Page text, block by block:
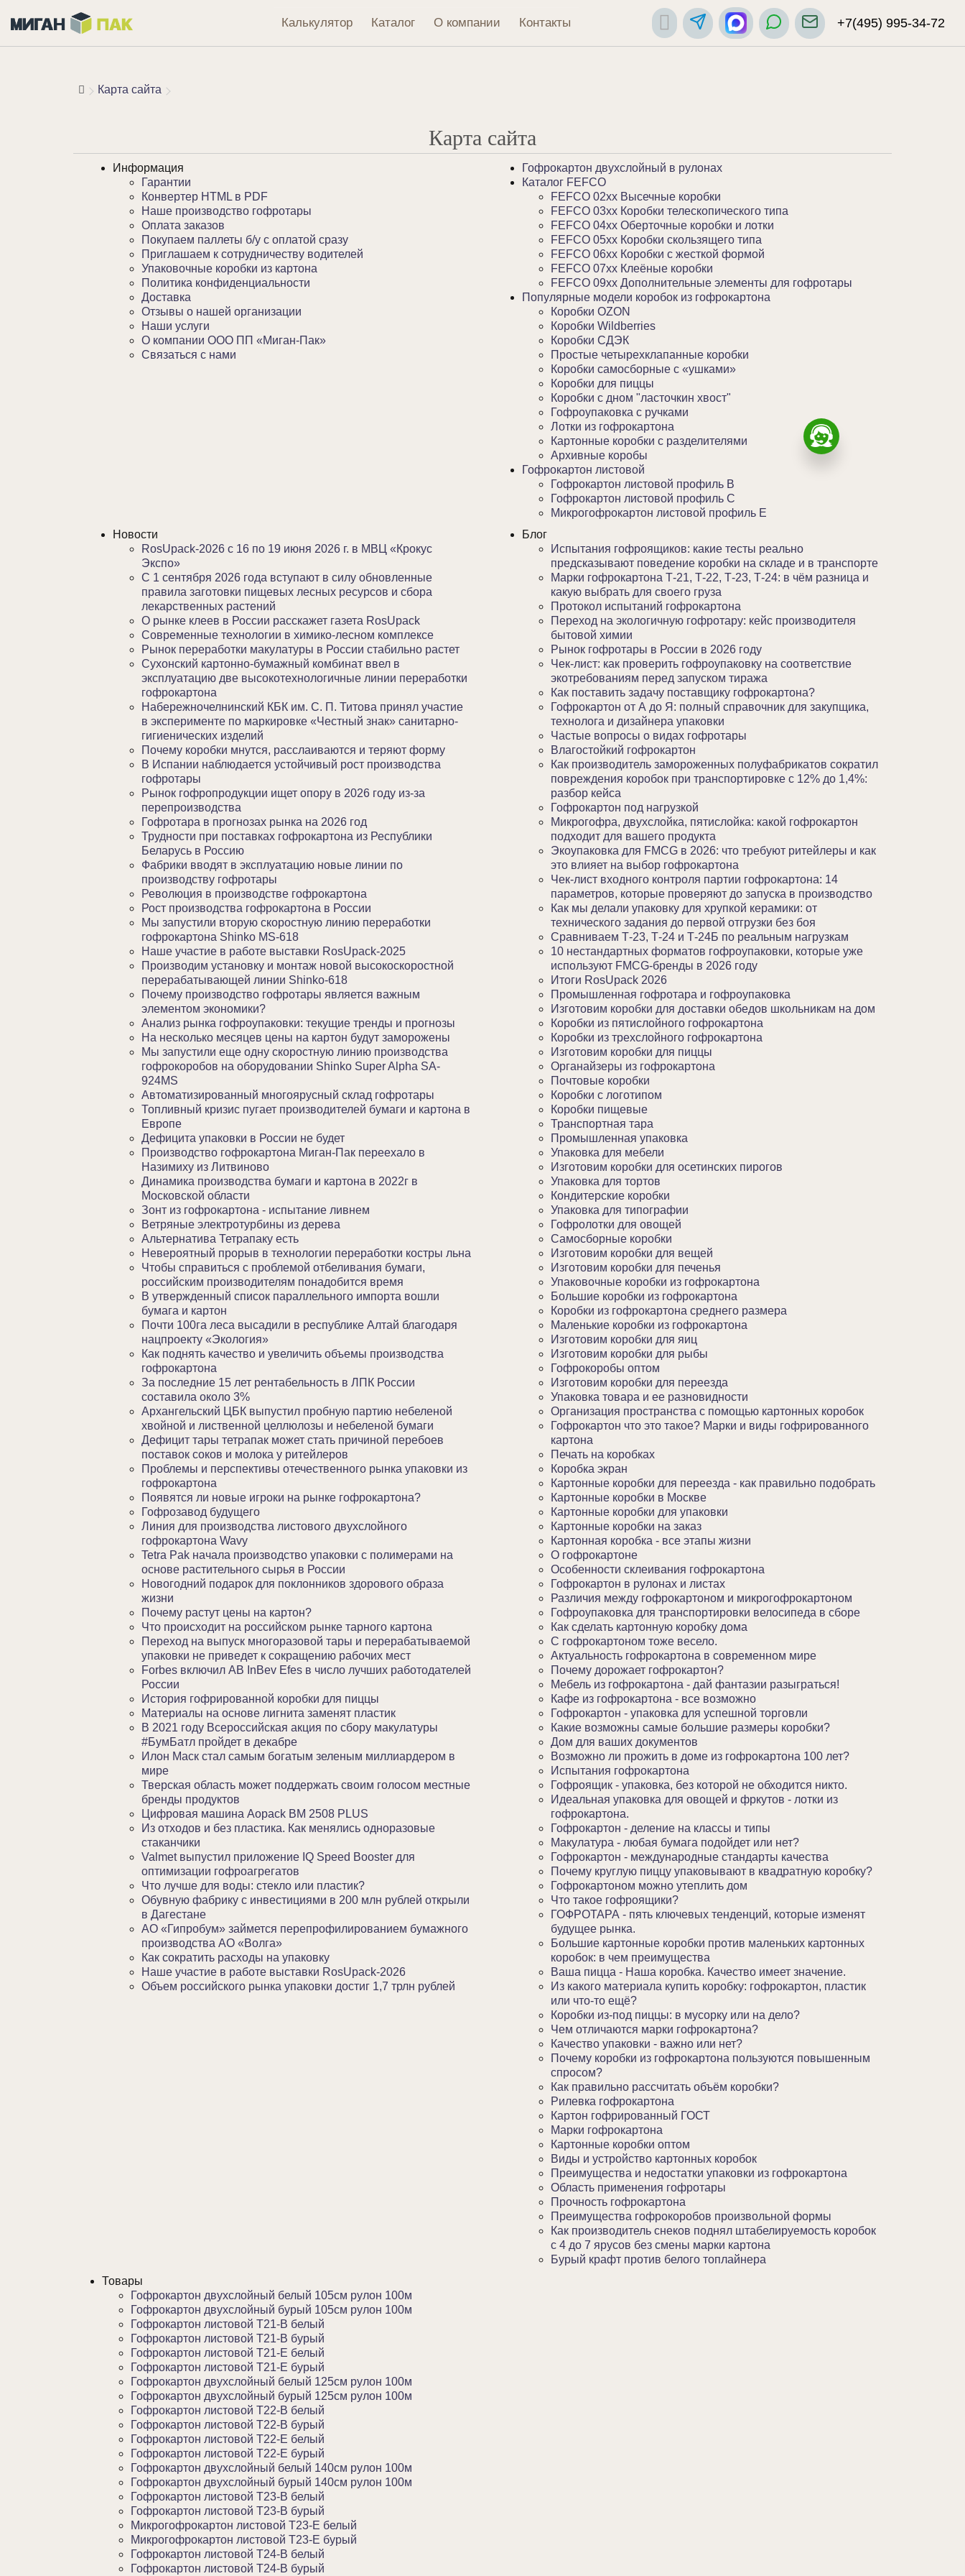
Калькулятор Каталог О компании Контакты +7(495) 995-34-72
Карта сайта
Карта сайта
Информация
Гарантии
Конвертер HTML в PDF
Наше производство гофротары
Оплата заказов
Покупаем паллеты б/у с оплатой сразу
Приглашаем к сотрудничеству водителей
Упаковочные коробки из картона
Политика конфиденциальности
Доставка
Отзывы о нашей организации
Наши услуги
О компании ООО ПП «Миган-Пак»
Связаться с нами
Гофрокартон двухслойный в рулонах
Каталог FEFCO
FEFCO 02xx Высечные коробки
FEFCO 03xx Коробки телескопического типа
FEFCO 04xx Оберточные коробки и лотки
FEFCO 05xx Коробки скользящего типа
FEFCO 06xx Коробки с жесткой формой
FEFCO 07xx Клеёные коробки
FEFCO 09xx Дополнительные элементы для гофротары
Популярные модели коробок из гофрокартона
Коробки OZON
Коробки Wildberries
Коробки СДЭК
Простые четырехклапанные коробки
Коробки самосборные с «ушками»
Коробки для пиццы
Коробки с дном "ласточкин хвост"
Гофроупаковка с ручками
Лотки из гофрокартона
Картонные коробки с разделителями
Архивные коробы
Гофрокартон листовой
Гофрокартон листовой профиль B
Гофрокартон листовой профиль C
Микрогофрокартон листовой профиль Е
Новости
RosUpack-2026 с 16 по 19 июня 2026 г. в МВЦ «Крокус
Экспо»
С 1 сентября 2026 года вступают в силу обновленные
правила заготовки пищевых лесных ресурсов и сбора
лекарственных растений
О рынке клеев в России расскажет газета RosUpack
Современные технологии в химико-лесном комплексе
Рынок переработки макулатуры в России стабильно растет
Сухонский картонно-бумажный комбинат ввел в
эксплуатацию две высокотехнологичные линии переработки
гофрокартона
Набережночелнинский КБК им. С. П. Титова принял участие
в эксперименте по маркировке «Честный знак» санитарно-
гигиенических изделий
Почему коробки мнутся, расслаиваются и теряют форму
В Испании наблюдается устойчивый рост производства
гофротары
Рынок гофропродукции ищет опору в 2026 году из-за
перепроизводства
Гофротара в прогнозах рынка на 2026 год
Трудности при поставках гофрокартона из Республики
Беларусь в Россию
Фабрики вводят в эксплуатацию новые линии по
производству гофротары
Революция в производстве гофрокартона
Рост производства гофрокартона в России
Мы запустили вторую скоростную линию переработки
гофрокартона Shinko MS-618
Наше участие в работе выставки RosUpack-2025
Производим установку и монтаж новой высокоскоростной
перерабатывающей линии Shinko-618
Почему производство гофротары является важным
элементом экономики?
Анализ рынка гофроупаковки: текущие тренды и прогнозы
На несколько месяцев цены на картон будут заморожены
Мы запустили еще одну скоростную линию производства
гофрокоробов на оборудовании Shinko Super Alpha SA-
924MS
Автоматизированный многоярусный склад гофротары
Топливный кризис пугает производителей бумаги и картона в
Европе
Дефицита упаковки в России не будет
Производство гофрокартона Миган-Пак переехало в
Назимиху из Литвиново
Динамика производства бумаги и картона в 2022г в
Московской области
Зонт из гофрокартона - испытание ливнем
Ветряные электротурбины из дерева
Альтернатива Тетрапаку есть
Невероятный прорыв в технологии переработки костры льна
Чтобы справиться с проблемой отбеливания бумаги,
российским производителям понадобится время
В утвержденный список параллельного импорта вошли
бумага и картон
Почти 100га леса высадили в республике Алтай благодаря
нацпроекту «Экология»
Как поднять качество и увеличить объемы производства
гофрокартона
За последние 15 лет рентабельность в ЛПК России
составила около 3%
Архангельский ЦБК выпустил пробную партию небеленой
хвойной и лиственной целлюлозы и небеленой бумаги
Дефицит тары тетрапак может стать причиной перебоев
поставок соков и молока у ритейлеров
Проблемы и перспективы отечественного рынка упаковки из
гофрокартона
Появятся ли новые игроки на рынке гофрокартона?
Гофрозавод будущего
Линия для производства листового двухслойного
гофрокартона Wavy
Tetra Pak начала производство упаковки с полимерами на
основе растительного сырья в России
Новогодний подарок для поклонников здорового образа
жизни
Почему растут цены на картон?
Что происходит на российском рынке тарного картона
Переход на выпуск многоразовой тары и перерабатываемой
упаковки не приведет к сокращению рабочих мест
Forbes включил AB InBev Efes в число лучших работодателей
России
История гофрированной коробки для пиццы
Материалы на основе лигнита заменят пластик
В 2021 году Всероссийская акция по сбору макулатуры
#БумБатл пройдет в декабре
Илон Маск стал самым богатым зеленым миллиардером в
мире
Тверская область может поддержать своим голосом местные
бренды продуктов
Цифровая машина Aopack BM 2508 PLUS
Из отходов и без пластика. Как менялись одноразовые
стаканчики
Valmet выпустил приложение IQ Speed Booster для
оптимизации гофроагрегатов
Что лучше для воды: стекло или пластик?
Обувную фабрику с инвестициями в 200 млн рублей открыли
в Дагестане
АО «Гипробум» займется перепрофилированием бумажного
производства АО «Волга»
Как сократить расходы на упаковку
Наше участие в работе выставки RosUpack-2026
Объем российского рынка упаковки достиг 1,7 трлн рублей
Блог
Испытания гофроящиков: какие тесты реально
предсказывают поведение коробки на складе и в транспорте
Марки гофрокартона Т-21, Т-22, Т-23, Т-24: в чём разница и
какую выбрать для своего груза
Протокол испытаний гофрокартона
Переход на экологичную гофротару: кейс производителя
бытовой химии
Рынок гофротары в России в 2026 году
Чек-лист: как проверить гофроупаковку на соответствие
экотребованиям перед запуском тиража
Как поставить задачу поставщику гофрокартона?
Гофрокартон от А до Я: полный справочник для закупщика,
технолога и дизайнера упаковки
Частые вопросы о видах гофротары
Влагостойкий гофрокартон
Как производитель замороженных полуфабрикатов сократил
повреждения коробок при транспортировке с 12% до 1,4%:
разбор кейса
Гофрокартон под нагрузкой
Микрогофра, двухслойка, пятислойка: какой гофрокартон
подходит для вашего продукта
Экоупаковка для FMCG в 2026: что требуют ритейлеры и как
это влияет на выбор гофрокартона
Чек-лист входного контроля партии гофрокартона: 14
параметров, которые проверяют до запуска в производство
Как мы делали упаковку для хрупкой керамики: от
технического задания до первой отгрузки без боя
Сравниваем Т-23, Т-24 и Т-24Б по реальным нагрузкам
10 нестандартных форматов гофроупаковки, которые уже
используют FMCG-бренды в 2026 году
Итоги RosUpack 2026
Промышленная гофротара и гофроупаковка
Изготовим коробки для доставки обедов школьникам на дом
Коробки из пятислойного гофрокартона
Коробки из трехслойного гофрокартона
Изготовим коробки для пиццы
Органайзеры из гофрокартона
Почтовые коробки
Коробки с логотипом
Коробки пищевые
Транспортная тара
Промышленная упаковка
Упаковка для мебели
Изготовим коробки для осетинских пирогов
Упаковка для тортов
Кондитерские коробки
Упаковка для типографии
Гофролотки для овощей
Самосборные коробки
Изготовим коробки для вещей
Изготовим коробки для печенья
Упаковочные коробки из гофрокартона
Большие коробки из гофрокартона
Коробки из гофрокартона среднего размера
Маленькие коробки из гофрокартона
Изготовим коробки для яиц
Изготовим коробки для рыбы
Гофрокоробы оптом
Изготовим коробки для переезда
Упаковка товара и ее разновидности
Организация пространства с помощью картонных коробок
Гофрокартон что это такое? Марки и виды гофрированного
картона
Печать на коробках
Коробка экран
Картонные коробки для переезда - как правильно подобрать
Картонные коробки в Москве
Картонные коробки для упаковки
Картонные коробки на заказ
Картонная коробка - все этапы жизни
О гофрокартоне
Особенности склеивания гофрокартона
Гофрокартон в рулонах и листах
Различия между гофрокартоном и микрогофрокартоном
Гофроупаковка для транспортировки велосипеда в сборе
Как сделать картонную коробку дома
С гофрокартоном тоже весело.
Актуальность гофрокартона в современном мире
Почему дорожает гофрокартон?
Мебель из гофрокартона - дай фантазии разыграться!
Кафе из гофрокартона - все возможно
Гофрокартон - упаковка для успешной торговли
Какие возможны самые большие размеры коробки?
Дом для ваших документов
Возможно ли прожить в доме из гофрокартона 100 лет?
Испытания гофрокартона
Гофроящик - упаковка, без которой не обходится никто.
Идеальная упаковка для овощей и фркутов - лотки из
гофрокартона.
Гофрокартон - деление на классы и типы
Макулатура - любая бумага подойдет или нет?
Гофрокартон - международные стандарты качества
Почему круглую пиццу упаковывают в квадратную коробку?
Гофрокартоном можно утеплить дом
Что такое гофроящики?
ГОФРОТАРА - пять ключевых тенденций, которые изменят
будущее рынка.
Большие картонные коробки против маленьких картонных
коробок: в чем преимущества
Ваша пицца - Наша коробка. Качество имеет значение.
Из какого материала купить коробку: гофрокартон, пластик
или что-то ещё?
Коробки из-под пиццы: в мусорку или на дело?
Чем отличаются марки гофрокартона?
Качество упаковки - важно или нет?
Почему коробки из гофрокартона пользуются повышенным
спросом?
Как правильно рассчитать объём коробки?
Рилевка гофрокартона
Картон гофрированный ГОСТ
Марки гофрокартона
Картонные коробки оптом
Виды и устройство картонных коробок
Преимущества и недостатки упаковки из гофрокартона
Область применения гофротары
Прочность гофрокартона
Преимущества гофрокоробов произвольной формы
Как производитель снеков поднял штабелируемость коробок
с 4 до 7 ярусов без смены марки картона
Бурый крафт против белого топлайнера
Товары
Гофрокартон двухслойный белый 105см рулон 100м
Гофрокартон двухслойный бурый 105см рулон 100м
Гофрокартон листовой Т21-В белый
Гофрокартон листовой Т21-В бурый
Гофрокартон листовой Т21-Е белый
Гофрокартон листовой Т21-Е бурый
Гофрокартон двухслойный белый 125см рулон 100м
Гофрокартон двухслойный бурый 125см рулон 100м
Гофрокартон листовой Т22-В белый
Гофрокартон листовой Т22-В бурый
Гофрокартон листовой Т22-Е белый
Гофрокартон листовой Т22-Е бурый
Гофрокартон двухслойный белый 140см рулон 100м
Гофрокартон двухслойный бурый 140см рулон 100м
Гофрокартон листовой Т23-В белый
Гофрокартон листовой Т23-В бурый
Микрогофрокартон листовой Т23-Е белый
Микрогофрокартон листовой Т23-Е бурый
Гофрокартон листовой Т24-В белый
Гофрокартон листовой Т24-В бурый